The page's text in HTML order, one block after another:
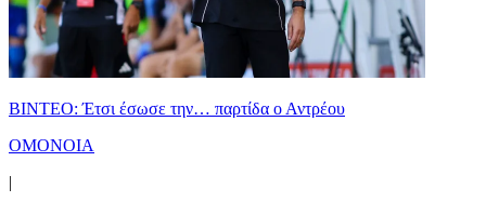
ΒΙΝΤΕΟ: Έτσι έσωσε την… παρτίδα ο Αντρέου
ΟΜΟΝΟΙΑ
|